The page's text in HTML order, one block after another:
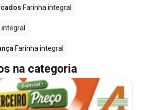
Farinha integral
integral
Farinha integral
na categoria